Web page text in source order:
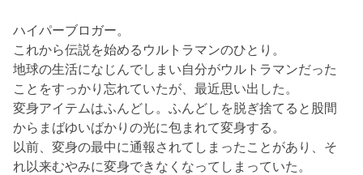
ハイパーブロガー。
これから伝説を始めるウルトラマンのひとり。
地球の生活になじんでしまい自分がウルトラマンだった
ことをすっかり忘れていたが、最近思い出した。
変身アイテムはふんどし。ふんどしを脱ぎ捨てると股間
からまばゆいばかりの光に包まれて変身する。
以前、変身の最中に通報されてしまったことがあり、そ
れ以来むやみに変身できなくなってしまっていた。